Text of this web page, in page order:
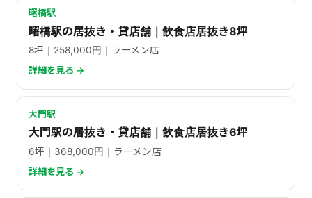
曙橋駅
曙橋駅の居抜き・貸店舗｜飲食店居抜き8坪
8坪｜258,000円｜ラーメン店
詳細を見る →
大門駅
大門駅の居抜き・貸店舗｜飲食店居抜き6坪
6坪｜368,000円｜ラーメン店
詳細を見る →